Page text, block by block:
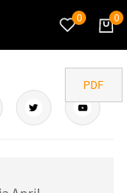
0
0
PDF